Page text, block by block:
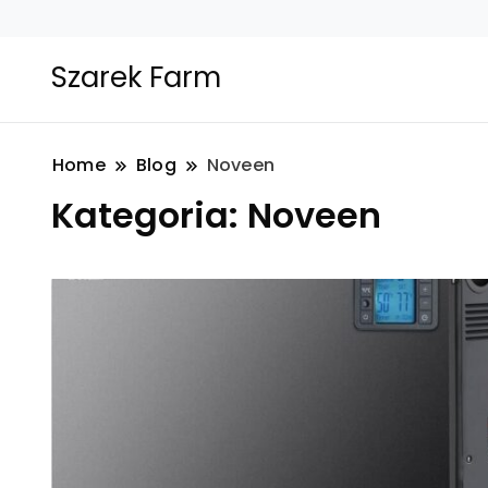
Szarek Farm
Home Blog Noveen
Kategoria: Noveen